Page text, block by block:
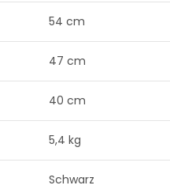
54 cm
47 cm
40 cm
5,4 kg
Schwarz